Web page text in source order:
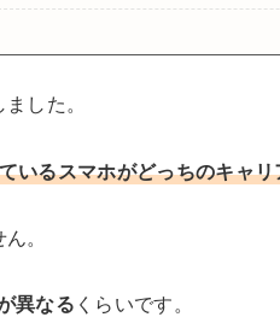
した。
いるスマホがどっちのキャリ
。
異なる くらいです。